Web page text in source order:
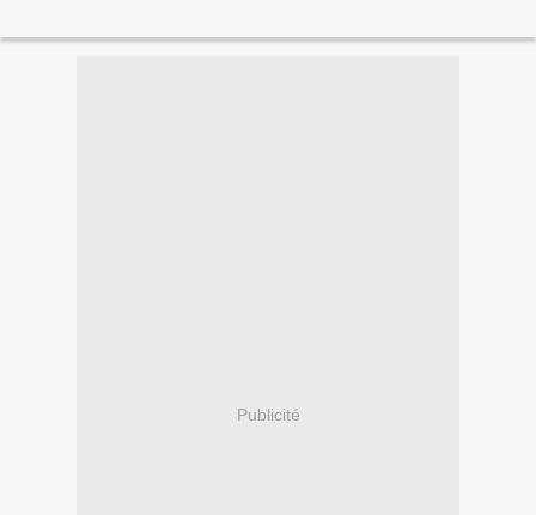
Publicité